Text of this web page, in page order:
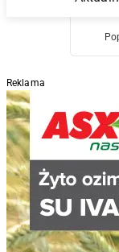
Reklama